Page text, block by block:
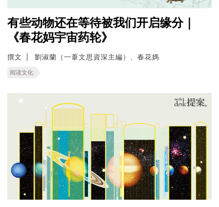
有些动物还在等待被我们开启缘分｜
《春花妈宇宙药轮》
撰文 劉淑蘭（一葦文思資深主編）、春花媽
阅读文化